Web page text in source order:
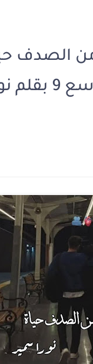
الصدف
الفصل